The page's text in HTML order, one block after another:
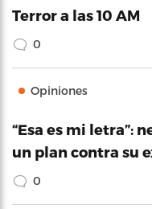
Terror a las 10 AM
0
Opiniones
“Esa es mi letra”:
un plan contra su
0